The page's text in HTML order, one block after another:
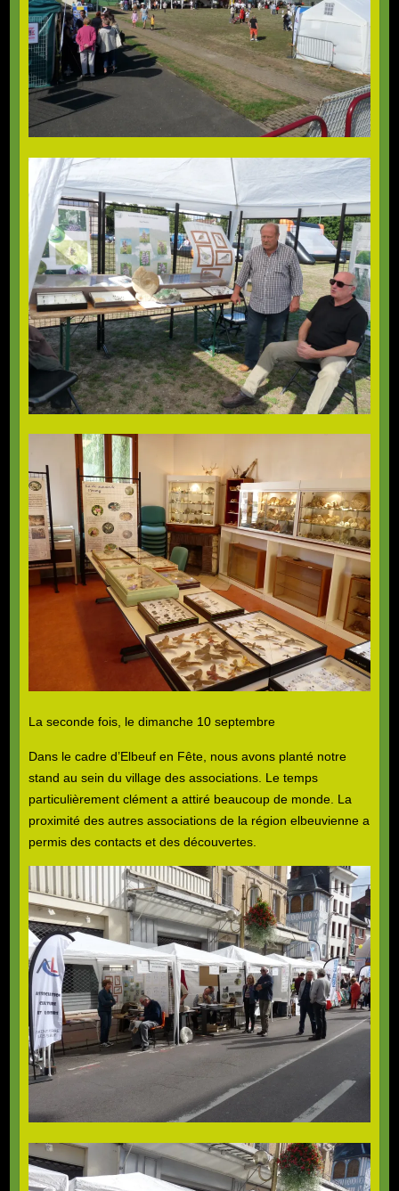
La seconde fois, le dimanche 10 septembre
Dans le cadre d’Elbeuf en Fête, nous avons planté notre
stand au sein du village des associations. Le temps
particulièrement clément a attiré beaucoup de monde. La
proximité des autres associations de la région elbeuvienne a
permis des contacts et des découvertes.